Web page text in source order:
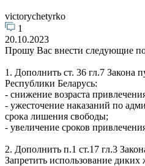
victorychetyrko
1
20.10.2023
Прошу Вас внести следующие
1. Дополнить ст. 36 гл.7
Республики Беларусь:
- снижение возраста
- ужесточение наказаний по
срока лишения свободы;
- увеличение сроков
2. Дополнить п.1 ст.17 гл.3
Запретить использование